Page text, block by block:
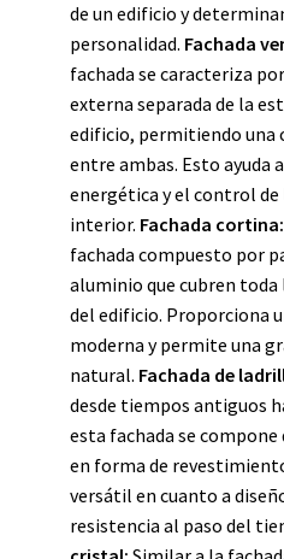
de un edificio y
personalidad. Fachada
fachada se caracteriza
externa separada de la
edificio, permitiendo una
entre ambas. Esto ayuda
energética y el control
interior. Fachada cortina:
fachada compuesto por
aluminio que cubren
del edificio. Proporciona
moderna y permite una
natural. Fachada de
desde tiempos antiguos
esta fachada se
en forma de
versátil en cuanto a
resistencia al paso del